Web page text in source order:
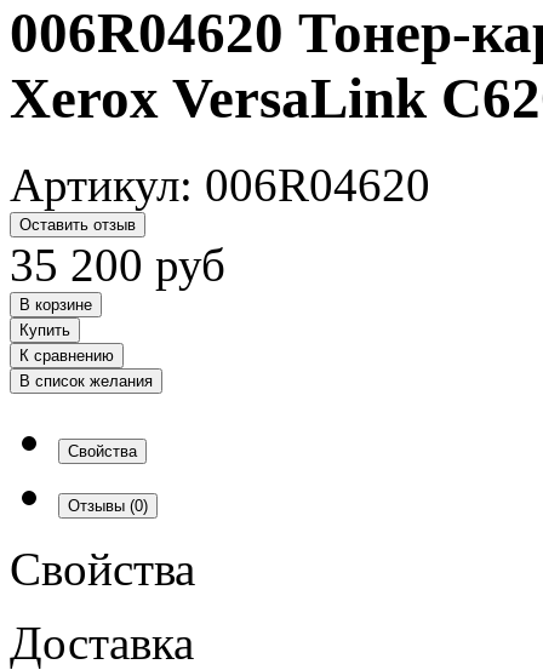
006R04620 Тонер-
Xerox VersaLink
Артикул: 006R04620
Оставить отзыв
35 200 руб
В корзине
Купить
К сравнению
В список желания
Свойства
Отзывы (0)
Свойства
Доставка